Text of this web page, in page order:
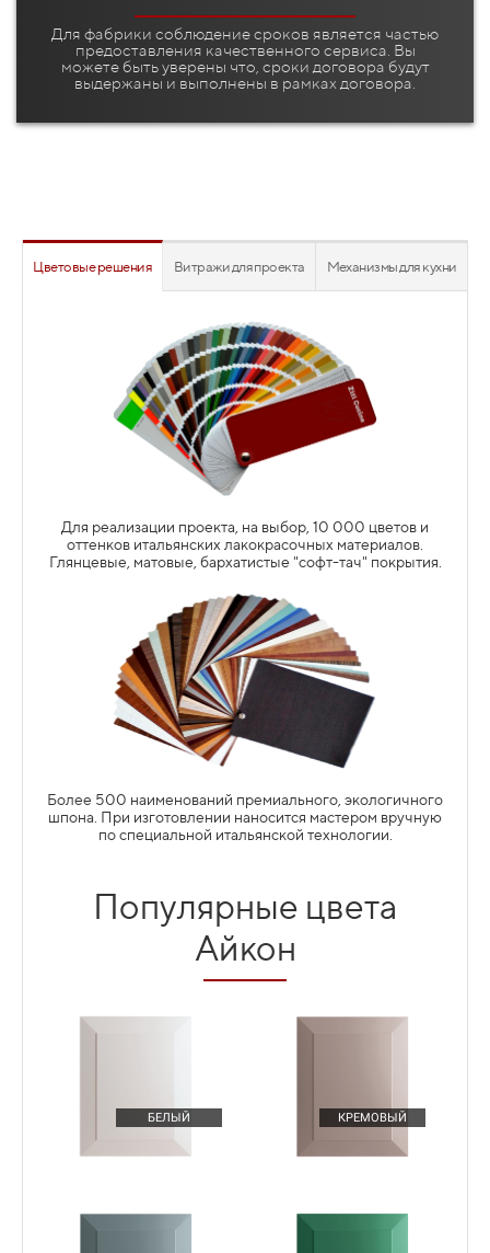
Для фабрики соблюдение сроков является частью
предоставления качественного сервиса. Вы
можете быть уверены что, сроки договора будут
выдержаны и выполнены в рамках договора.
Цветовые решения Витражи для проекта Механизмы для кухни
Для реализации проекта, на выбор, 10 000 цветов и
оттенков итальянских лакокрасочных материалов.
Глянцевые, матовые, бархатистые "софт-тач" покрытия.
Более 500 наименований премиального, экологичного
шпона. При изготовлении наносится мастером вручную
по специальной итальянской технологии.
Популярные цвета
Айкон
БЕЛЫЙ КРЕМОВЫЙ
Витражные фасады являются выигрышным дизайнерским
решением когда необходимо визуально облегчить
габаритную кухню, добавить воздушности, света и
дополнительных красок, а так же просто добавить
элегантности и визуальной дороговизны проекту.
АНГЛИЙСКАЯ-ДВОЙНАЯ
ПЕРЕКРЕСТИЕ "УНИКА" ГОТИЧЕСКАЯ
ШКАФ ДЛЯ ЗАПАСОВ (SPACE TOWER)
ЯЩИКИ МЕТАБОКС (METABOX) Подробнее